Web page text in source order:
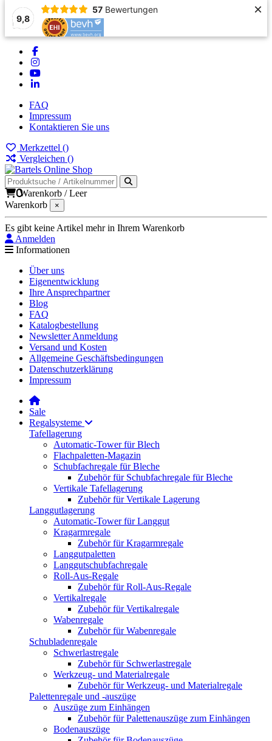
9,8
57 Bewertungen ×
FAQ
Impressum
Kontaktieren Sie uns
Merkzettel ()
Vergleichen ()
0Warenkorb /Leer
Warenkorb
×
Es gibt keine Artikel mehr in Ihrem Warenkorb
Anmelden
Informationen
Über uns
Eigenentwicklung
Ihre Ansprechpartner
Blog
FAQ
Katalogbestellung
Newsletter Anmeldung
Versand und Kosten
Allgemeine Geschäftsbedingungen
Datenschutzerklärung
Impressum
Sale
Regalsysteme
Tafellagerung
Automatic-Tower für Blech
Flachpaletten-Magazin
Schubfachregale für Bleche
Zubehör für Schubfachregale für Bleche
Vertikale Tafellagerung
Zubehör für Vertikale Lagerung
Langgutlagerung
Automatic-Tower für Langgut
Kragarmregale
Zubehör für Kragarmregale
Langgutpaletten
Langgutschubfachregale
Roll-Aus-Regale
Zubehör für Roll-Aus-Regale
Vertikalregale
Zubehör für Vertikalregale
Wabenregale
Zubehör für Wabenregale
Schubladenregale
Schwerlastregale
Zubehör für Schwerlastregale
Werkzeug- und Materialregale
Zubehör für Werkzeug- und Materialregale
Palettenregale und -auszüge
Auszüge zum Einhängen
Zubehör für Palettenauszüge zum Einhängen
Bodenauszüge